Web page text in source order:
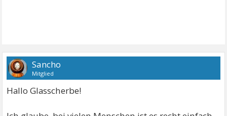
Sancho
Mitglied
Hallo Glasscherbe!